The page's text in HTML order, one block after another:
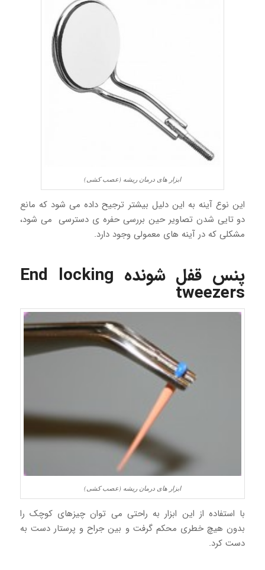
ابزار های درمان ریشه (عصب کشی)
این نوع آینه به این دلیل بیشتر ترجیح داده می شود که مانع
دو تایی شدن تصاویر حین بررسی حفره ی دسترسی می شود،
مشکلی که در آینه های معمولی وجود دارد.
پنس قفل شونده End locking
tweezers
ابزار های درمان ریشه (عصب کشی)
با استفاده از این ابزار به راحتی می توان چیزهای کوچک را
بدون هیچ خطری محکم گرفت و بین جراح و پرستار دست به
دست کرد.